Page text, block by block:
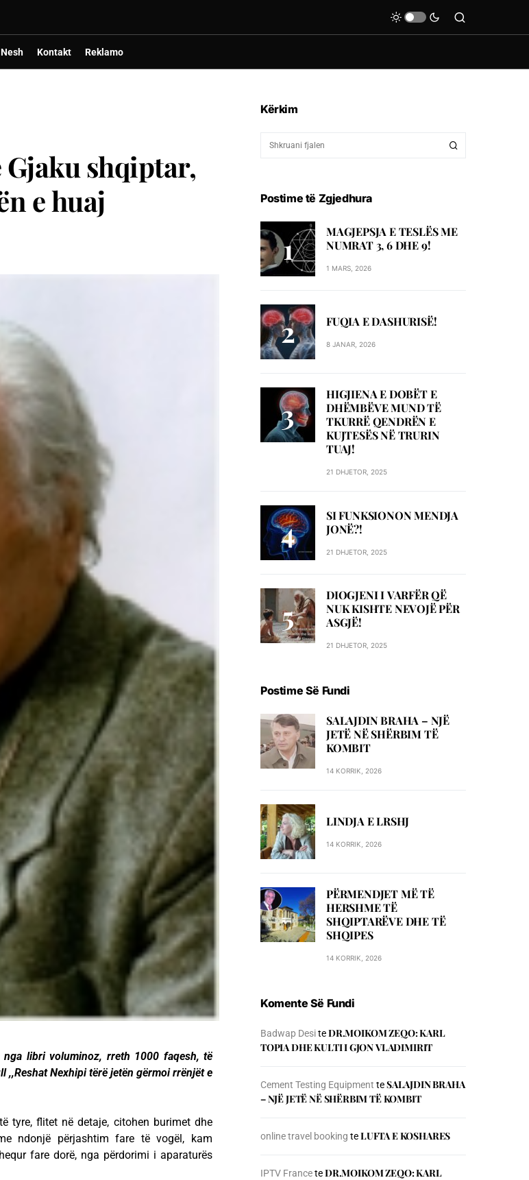
Kontakt Reklamo
Gjaku shqiptar,
e huaj
libri voluminoz, rreth 1000 faqesh, të
Nexhipi tërë jetën gërmoi rrënjët e
tyre, flitet në detaje, citohen burimet dhe
ndonjë përjashtim fare të vogël, kam
fare dorë, nga përdorimi i aparaturës
Kërkim
Postime të Zgjedhura
MAGJEPSJA E TESLËS ME
NUMRAT 3, 6 DHE 9!
1 MARS, 2026
FUQIA E DASHURISË!
8 JANAR, 2026
HIGJIENA E DOBËT E
DHËMBËVE MUND TË
TKURRË QENDRËN E
KUJTESËS NË TRURIN
TUAJ!
21 DHJETOR, 2025
SI FUNKSIONON MENDJA
JONË?!
21 DHJETOR, 2025
DIOGJENI I VARFËR QË
NUK KISHTE NEVOJË PËR
ASGJË!
21 DHJETOR, 2025
Postime Së Fundi
SALAJDIN BRAHA – NJЁ
JETЁ NЁ SHЁRBIM TЁ
KOMBIT
14 KORRIK, 2026
LINDJA E LRSHJ
14 KORRIK, 2026
PËRMENDJET MË TË
HERSHME TË
SHQIPTARËVE DHE TË
SHQIPES
14 KORRIK, 2026
Komente Së Fundi
Badwap DesiteDR.MOIKOM ZEQO: KARL
TOPIA DHE KULTI I GJON VLADIMIRIT
Cement Testing Equipment teSALAJDIN BRAHA
– NJЁ JETЁ NЁ SHЁRBIM TЁ KOMBIT
online travel booking teLUFTA E KOSHARES
IPTV FranceteDR.MOIKOM ZEQO: KARL